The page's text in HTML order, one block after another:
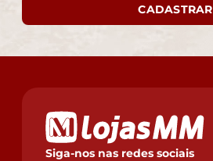
CADASTRAR
Siga-nos nas redes sociais